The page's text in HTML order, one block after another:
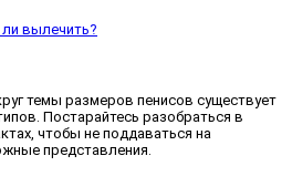
вылечить?
темы размеров пенисов существует
Постарайтесь разобраться в
чтобы не поддаваться на
представления.